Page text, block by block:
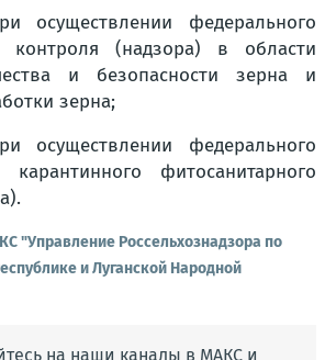
осуществлении федерального
контроля (надзора) в области
и безопасности зерна и
зерна;
осуществлении федерального
карантинного фитосанитарного
"Управление Россельхознадзора по
и Луганской Народной
на наши каналы в МАКС и